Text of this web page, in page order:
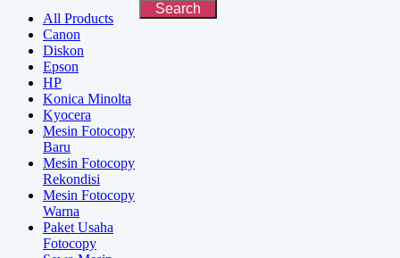
All Products
Canon
Diskon
Epson
HP
Konica Minolta
Kyocera
Mesin Fotocopy
Baru
Mesin Fotocopy
Rekondisi
Mesin Fotocopy
Warna
Paket Usaha
Fotocopy
Search